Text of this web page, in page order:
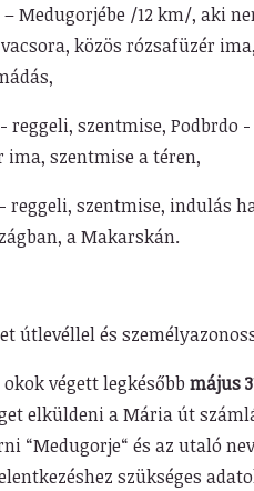
Medugorjébe /12 km/, aki
közös rózsafüzér
- reggeli, szentmise, Podbrdo
ima, szentmise a téren,
- reggeli, szentmise, indulás
a Makarskán.
útlevéllel és
okok végett legkésőbb május
elküldenia Mária út
“Medugorje“ és az utaló
szükséges